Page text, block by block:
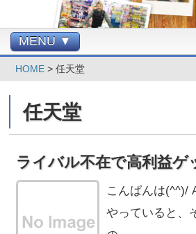
MENU ▼
HOME >任天堂
任天堂
ライバル不在で高利益ゲ
こんばんは(^^)/
やっていると、